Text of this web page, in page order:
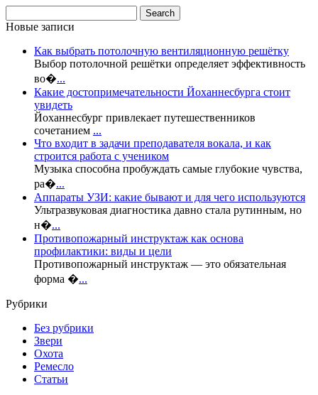
Новые записи
Как выбрать потолочную вентиляционную решётку
Выбор потолочной решётки определяет эффективность
во�...
Какие достопримечательности Йоханнесбурга стоит
увидеть
Йоханнесбург привлекает путешественников
сочетанием ...
Что входит в задачи преподавателя вокала, и как
строится работа с учеником
Музыка способна пробуждать самые глубокие чувства,
ра�...
Аппараты УЗИ: какие бывают и для чего используются
Ультразвуковая диагностика давно стала рутинным, но
н�...
Противопожарный инструктаж как основа
профилактики: виды и цели
Противопожарный инструктаж — это обязательная
форма �...
Рубрики
Без рубрики
Звери
Охота
Ремесло
Статьи